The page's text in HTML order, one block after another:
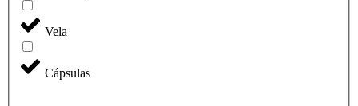
Vela
Cápsulas